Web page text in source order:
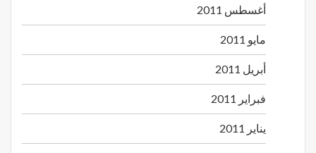
أغسطس 2011
مايو 2011
أبريل 2011
فبراير 2011
يناير 2011